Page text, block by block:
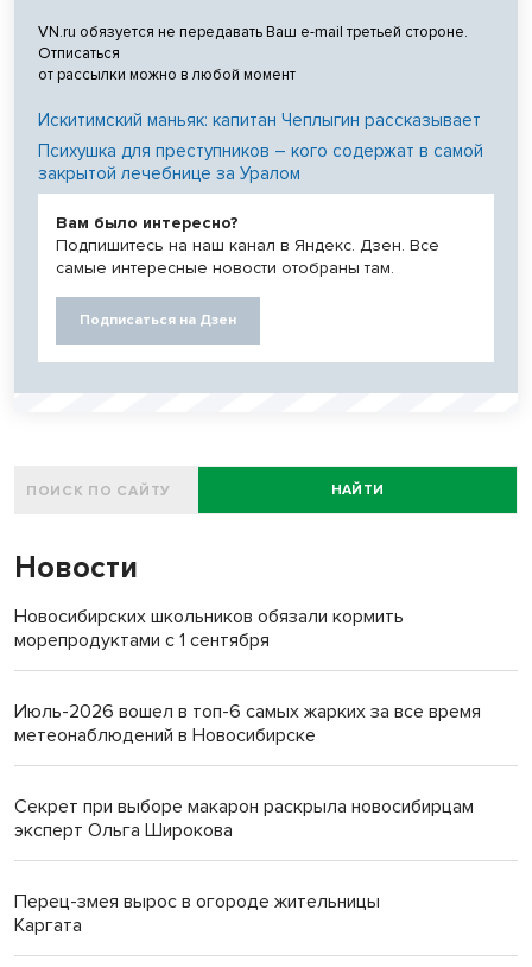
VN.ru обязуется не передавать Ваш e-mail третьей стороне.
Отписаться
от рассылки можно в любой момент
Искитимский маньяк: капитан Чеплыгин рассказывает
Психушка для преступников – кого содержат в самой
закрытой лечебнице за Уралом
Вам было интересно?
Подпишитесь на наш канал в Яндекс. Дзен. Все
самые интересные новости отобраны там.
Подписаться на Дзен
НАЙТИ
Новости
Новосибирских школьников обязали кормить
морепродуктами с 1 сентября
Июль-2026 вошел в топ-6 самых жарких за все время
метеонаблюдений в Новосибирске
Секрет при выборе макарон раскрыла новосибирцам
эксперт Ольга Широкова
Перец-змея вырос в огороде жительницы
Каргата